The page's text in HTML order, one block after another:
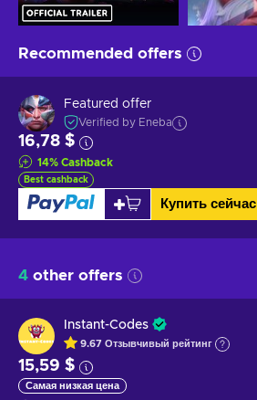
Recommended offers
Featured offer
Verified by Eneba
16,78 $
14% Cashback
Best cashback
Купить сейчас
4 other offers
Instant-Codes
9.67 Отзывчивый рейтинг
15,59 $
Самая низкая цена